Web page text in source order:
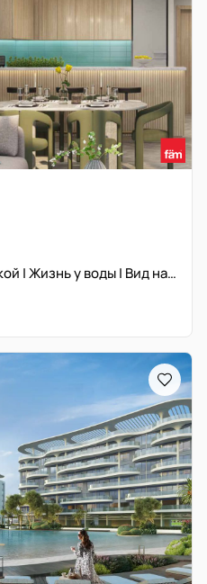
Продажа с большой скидкой | Жизнь у воды | Вид на лагуну